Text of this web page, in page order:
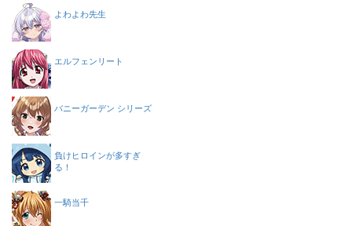
よわよわ先生
エルフェンリート
バニーガーデン シリーズ
負けヒロインが多すぎ
る！
一騎当千